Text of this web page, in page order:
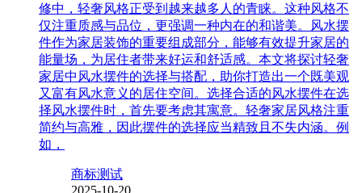
修中，轻奢风格正受到越来越多人的青睐。这种风格不
仅注重质感与品位，更强调一种内在的和谐美。风水摆
件作为家居装饰的重要组成部分，能够有效提升家居的
能量场，为居住者带来好运和舒适感。本文将探讨轻奢
家居中风水摆件的选择与搭配，助你打造出一个既美观
又富有风水意义的居住空间。选择合适的风水摆件在选
择风水摆件时，首先要考虑其寓意。轻奢家居风格注重
简约与高雅，因此摆件的选择应当精致且不失内涵。例
如，
商标测试
2025-10-20